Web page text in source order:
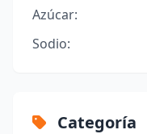
Azúcar:
Sodio:
Categoría